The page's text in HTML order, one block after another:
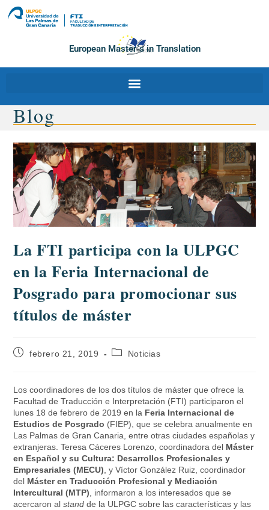
European Master´s in Translation
Blog
La FTI participa con la ULPGC
en la Feria Internacional de
Posgrado para promocionar sus
títulos de máster
febrero 21, 2019 Noticias
Los coordinadores de los dos títulos de máster que ofrece la
Facultad de Traducción e Interpretación (FTI) participaron el
lunes 18 de febrero de 2019 en la Feria Internacional de
Estudios de Posgrado (FIEP), que se celebra anualmente en
Las Palmas de Gran Canaria, entre otras ciudades españolas y
extranjeras. Teresa Cáceres Lorenzo, coordinadora del Máster
en Español y su Cultura: Desarrollos Profesionales y
Empresariales (MECU), y Víctor González Ruiz, coordinador
del Máster en Traducción Profesional y Mediación
Intercultural (MTP), informaron a los interesados que se
acercaron alstand de la ULPGC sobre las características y las